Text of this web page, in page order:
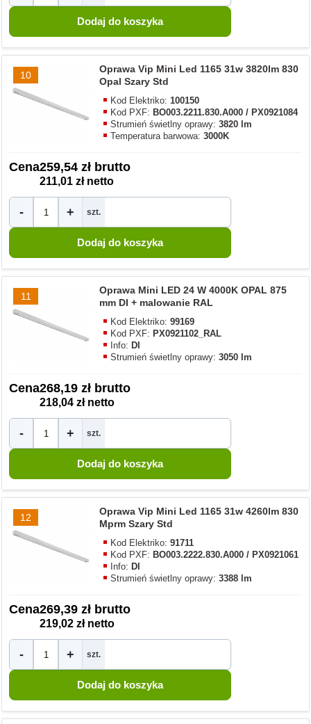
10
Oprawa Vip Mini Led 1165 31w 3820lm 830
Opal Szary Std
Kod Elektriko:100150
Kod PXF: BO003.2211.830.A000 / PX0921084
Strumień świetlny oprawy:3820 lm
Temperatura barwowa:3000K
Cena259,54 zł brutto
211,01 zł netto
- + szt.
11
Oprawa Mini LED 24 W 4000K OPAL 875
mm DI + malowanie RAL
Kod Elektriko:99169
Kod PXF: PX0921102_RAL
Info: DI
Strumień świetlny oprawy:3050 lm
Cena268,19 zł brutto
218,04 zł netto
- + szt.
12
Oprawa Vip Mini Led 1165 31w 4260lm 830
Mprm Szary Std
Kod Elektriko:91711
Kod PXF: BO003.2222.830.A000 / PX0921061
Info: DI
Strumień świetlny oprawy:3388 lm
Cena269,39 zł brutto
219,02 zł netto
- + szt.